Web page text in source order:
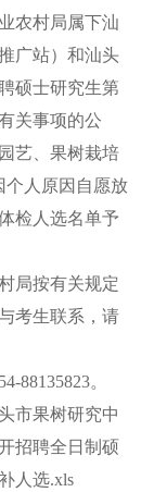
农村局属下汕
广站）和汕头
硕士研究生第
关事项的公
艺、果树栽培
个人原因自愿放
检人选名单予
局按有关规定
考生联系，请
。
市果树研究中
招聘全日制硕
人选.xls